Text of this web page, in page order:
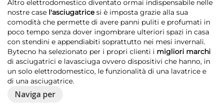
Altro elettrodomestico diventato ormai indispensabile nelle
nostre case l'asciugatricesi è imposta grazie alla sua
comodità che permette di avere panni puliti e profumati in
poco tempo senza dover ingombrare ulteriori spazi in casa
con stendini e appendiabiti soprattutto nei mesi invernali.
Bytecno ha selezionato per i propri clienti i migliori marchi
di asciugatrici e lavasciuga ovvero dispositivi che hanno, in
un solo elettrodomestico, le funzionalità di una lavatrice e
di una asciugatrice.
Naviga per